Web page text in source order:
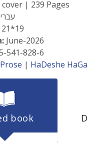
| 239 Pages
21*19
June-2026
541-828-6
Prose | HaDeshe
book